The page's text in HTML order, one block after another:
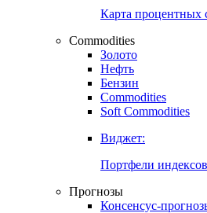
Карта процентных
Commodities
Золото
Нефть
Бензин
Commodities
Soft Commodities
Виджет:
Портфели
Прогнозы
Консенсус-